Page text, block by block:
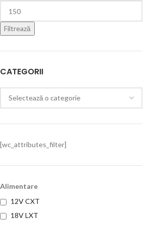
Filtrează
CATEGORII
[wc_attributes_filter]
Alimentare
12V CXT
18V LXT